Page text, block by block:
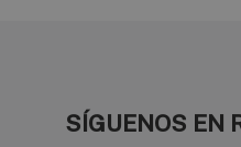
SÍGUENOS EN